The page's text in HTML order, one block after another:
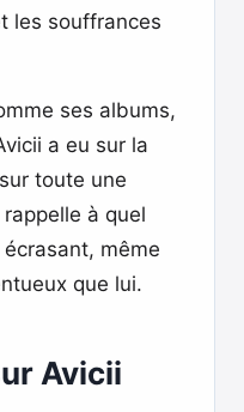
les souffrances
ses albums,
a eu sur la
toute une
à quel
même
que lui.
Avicii